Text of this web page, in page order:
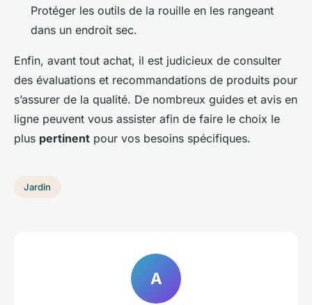
Protéger les outils de la rouille en les rangeant
dans un endroit sec.
Enfin, avant tout achat, il est judicieux de consulter
des évaluations et recommandations de produits pour
s’assurer de la qualité. De nombreux guides et avis en
ligne peuvent vous assister afin de faire le choix le
plus pertinent pour vos besoins spécifiques.
Jardin
A